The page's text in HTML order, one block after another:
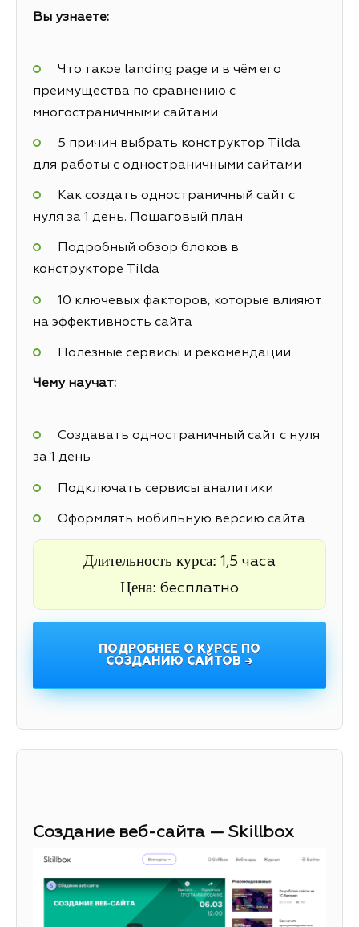
Вы узнаете:
Что такое landing page и в чём его
преимущества по сравнению с
многостраничными сайтами
5 причин выбрать конструктор Tilda
для работы с одностраничными сайтами
Как создать одностраничный сайт с
нуля за 1 день. Пошаговый план
Подробный обзор блоков в
конструкторе Tilda
10 ключевых факторов, которые влияют
на эффективность сайта
Полезные сервисы и рекомендации
Чему научат:
Создавать одностраничный сайт с нуля
за 1 день
Подключать сервисы аналитики
Оформлять мобильную версию сайта
Длительность курса: 1,5 часа
Цена: бесплатно
ПОДРОБНЕЕ О КУРСЕ ПО
СОЗДАНИЮ САЙТОВ →
Создание веб-сайта — Skillbox